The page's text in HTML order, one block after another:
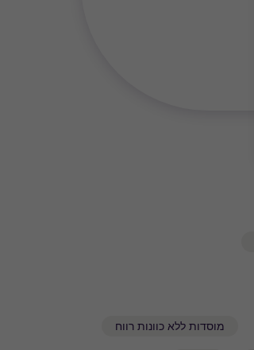
מוסדות ללא כוונות רווח